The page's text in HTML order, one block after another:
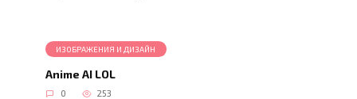
ИЗОБРАЖЕНИЯ И ДИЗАЙН
Anime AI LOL
0 253